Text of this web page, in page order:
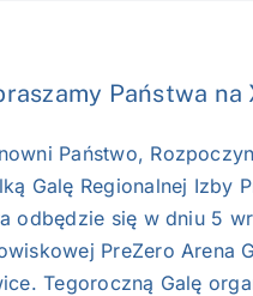
Państwa na
Państwo,
Galę Regionalnej Izby
odbędzie się w dniu 5
PreZero Arena
Tegoroczną Galę